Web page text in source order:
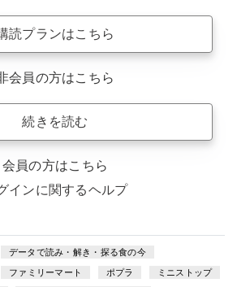
読プランはこちら
会員の方はこちら
続きを読む
会員の方はこちら
インに関するヘルプ
データで読み・解き・探る食の今
ファミリーマート ポプラ ミニストップ